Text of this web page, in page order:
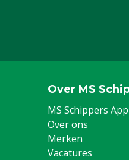
Over MS
MS Schippers App
Over ons
Merken
Vacatures